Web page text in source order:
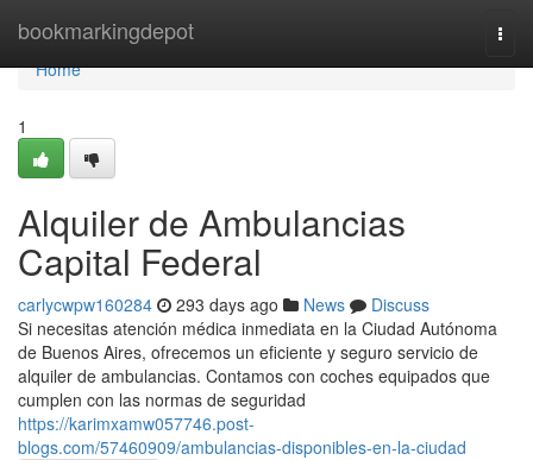
bookmarkingdepot
Home
Home
1
Alquiler de Ambulancias
Capital Federal
carlycwpw160284 293 days ago News
Discuss
Si necesitas atención médica inmediata en la Ciudad Autónoma
de Buenos Aires, ofrecemos un eficiente y seguro servicio de
alquiler de ambulancias. Contamos con coches equipados que
cumplen con las normas de seguridad
https://karimxamw057746.post-
blogs.com/57460909/ambulancias-disponibles-en-la-ciudad